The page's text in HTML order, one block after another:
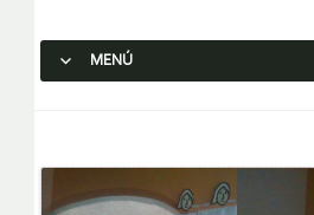
MENÚ